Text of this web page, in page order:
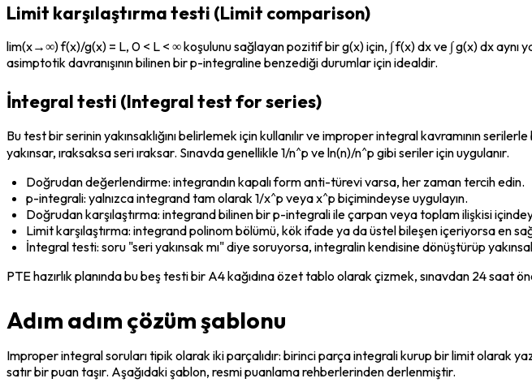
Limit karşılaştırma testi (Limit comparison)
lim(x→∞) f(x)/g(x) = L, 0 < L < ∞ koşulunu sağlayan pozitif bir g(x) için, ∫ f(x) dx ve ∫ g(x) dx aynı
asimptotik davranışının bilinen bir p-integraline benzediği durumlar için idealdir.
İntegral testi (Integral test for series)
Bu test bir serinin yakınsaklığını belirlemek için kullanılır ve improper integral kavramının
yakınsar, ıraksaksa seri ıraksar. Sınavda genellikle 1/n^p ve ln(n)/n^p gibi seriler için uygulanır.
Doğrudan değerlendirme: integrandın kapalı form anti-türevi varsa, her zaman tercih edin.
p-integrali: yalnızca integrand tam olarak 1/x^p veya x^p biçimindeyse uygulayın.
Doğrudan karşılaştırma: integrand bilinen bir p-integrali ile çarpan veya toplam ilişkisi
Limit karşılaştırma: integrand polinom bölümü, kök ifade ya da üstel bileşen içeriyorsa en
İntegral testi: soru "seri yakınsak mı" diye soruyorsa, integralin kendisine dönüştürüp
PTE hazırlık planında bu beş testi bir A4 kağıdına özet tablo olarak çizmek, sınavdan 24 saat
Adım adım çözüm şablonu
Improper integral soruları tipik olarak iki parçalıdır: birinci parça integrali kurup bir limit olarak
satır bir puan taşır. Aşağıdaki şablon, resmi puanlama rehberlerinden derlenmiştir.